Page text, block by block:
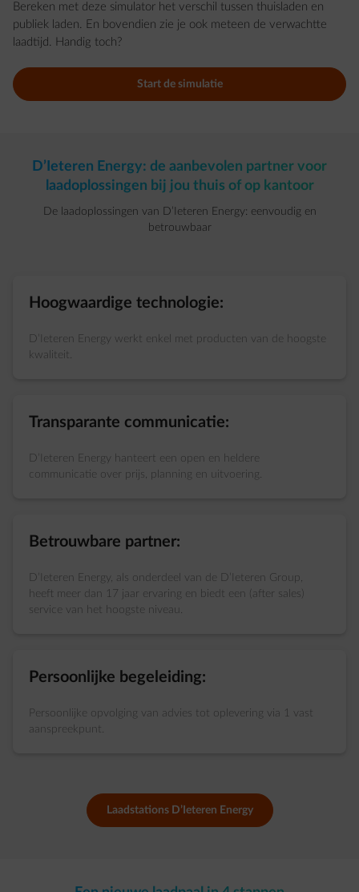
Bereken met deze simulator het verschil tussen thuisladen en
publiek laden. En bovendien zie je ook meteen de verwachtte
laadtijd. Handig toch?
Start de simulatie
D’Ieteren Energy: de aanbevolen partner voor
laadoplossingen bij jou thuis of op kantoor
De laadoplossingen van D’Ieteren Energy: eenvoudig en
betrouwbaar
Hoogwaardige technologie:
D’Ieteren Energy werkt enkel met producten van de hoogste
kwaliteit.
Transparante communicatie:
D’Ieteren Energy hanteert een open en heldere
communicatie over prijs, planning en uitvoering.
Betrouwbare partner:
D’Ieteren Energy, als onderdeel van de D’Ieteren Group,
heeft meer dan 17 jaar ervaring en biedt een (after sales)
service van het hoogste niveau.
Persoonlijke begeleiding:
Persoonlijke opvolging van advies tot oplevering via 1 vast
aanspreekpunt.
Laadstations D’Ieteren Energy